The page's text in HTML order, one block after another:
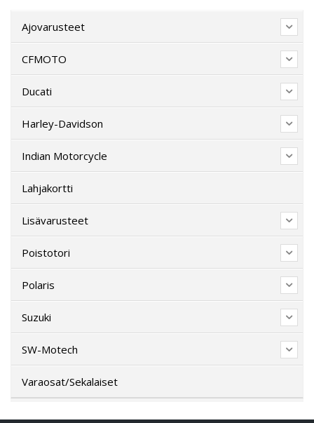
Ajovarusteet
CFMOTO
Ducati
Harley-Davidson
Indian Motorcycle
Lahjakortti
Lisävarusteet
Poistotori
Polaris
Suzuki
SW-Motech
Varaosat/Sekalaiset